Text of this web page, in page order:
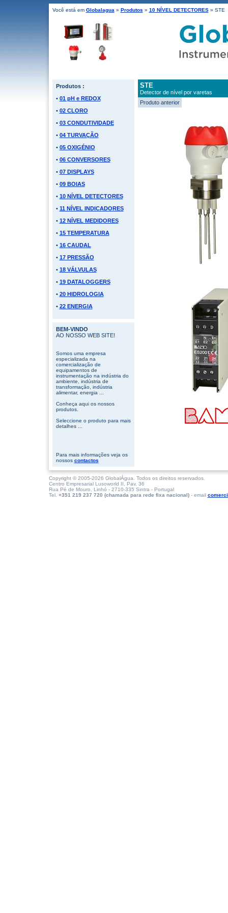
Você está em Globalagua » Produtos » 10 NÍVEL DETECTORES» STE
Produtos :
• 01 pH e REDOX
• 02 CLORO
• 03 CONDUTIVIDADE
• 04 TURVAÇÃO
• 05 OXIGÉNIO
• 06 CONVERSORES
• 07 DISPLAYS
• 09 BOIAS
• 10 NÍVEL DETECTORES
• 11 NÍVEL INDICADORES
• 12 NÍVEL MEDIDORES
• 15 TEMPERATURA
• 16 CAUDAL
• 17 PRESSÃO
• 18 VÁLVULAS
• 19 DATALOGGERS
• 20 HIDROLOGIA
• 22 ENERGIA
BEM-VINDO
AO NOSSO WEB SITE!
Somos uma empresa
especializada na
comercialização de
equipamentos de
instrumentação na indústria do
ambiente, indústria de
transformação, indústria
alimentar, energia ...
Conheça aqui os nossos
produtos.
Seleccione o produto para mais
detalhes ...
Para mais informações veja os
nossos contactos
STE
Detector de nível por varetas
Produto anterior
Copyright © 2005-2026 GlobalÁgua. Todos os direitos reservados.
Centro Empresarial Lusoworld II, Pav. 36
Rua Pé de Mouro, Linhó - 2710-335 Sintra - Portugal
Tel. +351 219 237 720 (chamada para rede fixa nacional)- email